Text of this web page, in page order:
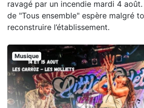
ravagé par un incendie mardi 4 août.
de "Tous ensemble" espère malgré
reconstruire l’établissement.
Musique